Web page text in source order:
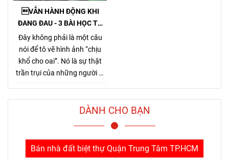
thị trường bất động sản.
VẪN HÀNH ĐỘNG KHI
ĐANG ĐAU - 3 BÀI HỌC TỪ
TỶ PHÚ JENSEN HUANG
Đây không phải là một câu
nói để tô vẽ hình ảnh “chịu
khổ cho oai”. Nó là sự thật
trần trụi của những người đi
người chỉ nhận ra sau khi đã
phải là khó khăn lớn, mà là
nỗi đau kéo dài không thấy
DÀNH CHO BẠN
Bán nhà đất biệt thự Quận Trung Tâm TP.HCM